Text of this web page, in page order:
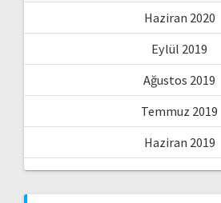
Haziran 2020
Eylül 2019
Ağustos 2019
Temmuz 2019
Haziran 2019